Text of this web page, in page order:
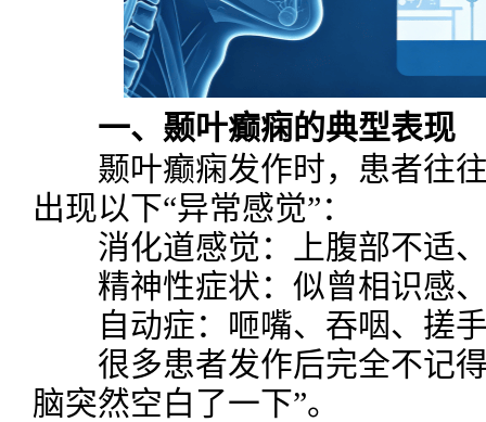
一、颞叶癫痫的典型表现
颞叶癫痫发作时，患者往往
出现以下“异常感觉”：
消化道感觉：上腹部不适、
精神性症状：似曾相识感、
自动症：咂嘴、吞咽、搓手
很多患者发作后完全不记得
脑突然空白了一下”。